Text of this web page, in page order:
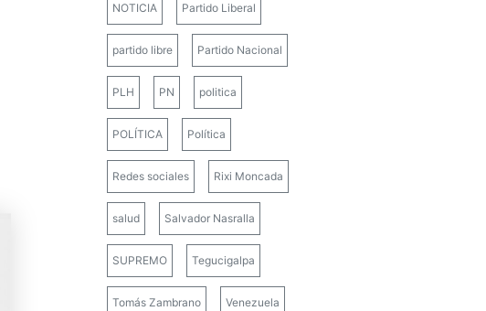
NOTICIA Partido Liberal
partido libre Partido Nacional
PLH PN politica
POLÍTICA Política
Redes sociales Rixi Moncada
salud Salvador Nasralla
SUPREMO Tegucigalpa
Tomás Zambrano Venezuela